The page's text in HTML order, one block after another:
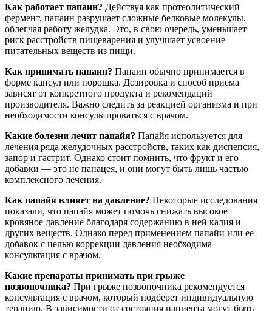
Как работает папаин? Действуя как протеолитический
фермент, папаин разрушает сложные белковые молекулы,
облегчая работу желудка. Это, в свою очередь, уменьшает
риск расстройств пищеварения и улучшает усвоение
питательных веществ из пищи.
Как принимать папаин? Папаин обычно принимается в
форме капсул или порошка. Дозировка и способ приема
зависят от конкретного продукта и рекомендаций
производителя. Важно следить за реакцией организма и при
необходимости консультироваться с врачом.
Какие болезни лечит папайя? Папайя используется для
лечения ряда желудочных расстройств, таких как диспепсия,
запор и гастрит. Однако стоит помнить, что фрукт и его
добавки — это не панацея, и они могут быть лишь частью
комплексного лечения.
Как папайя влияет на давление? Некоторые исследования
показали, что папайя может помочь снижать высокое
кровяное давление благодаря содержанию в ней калия и
других веществ. Однако перед применением папайи или ее
добавок с целью коррекции давления необходима
консультация с врачом.
Какие препараты принимать при грыже
позвоночника? При грыже позвоночника рекомендуется
консультация с врачом, который подберет индивидуальную
терапию. В зависимости от состояния пациента могут быть